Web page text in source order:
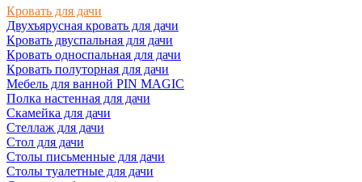
Кровать для дачи
Двухъярусная кровать для дачи
Кровать двуспальная для дачи
Кровать односпальная для дачи
Кровать полуторная для дачи
Мебель для ванной PIN MAGIC
Полка настенная для дачи
Скамейка для дачи
Стеллаж для дачи
Стол для дачи
Столы письменные для дачи
Столы туалетные для дачи